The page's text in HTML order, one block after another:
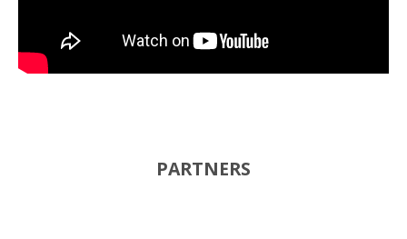
PARTNERS